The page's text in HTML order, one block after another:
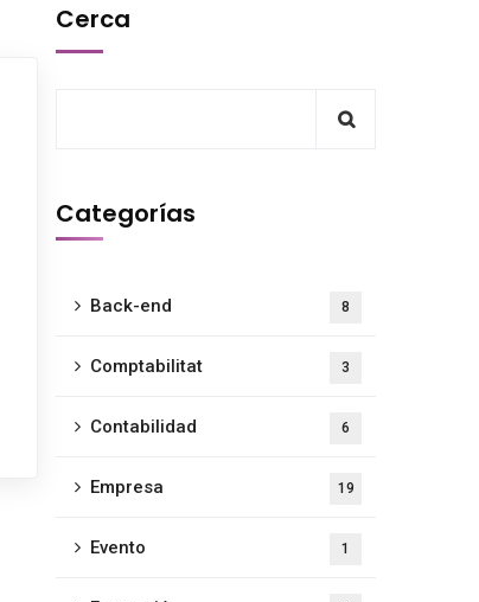
Cerca
Categorías
Back-end 8
Comptabilitat 3
Contabilidad 6
Empresa 19
Evento 1